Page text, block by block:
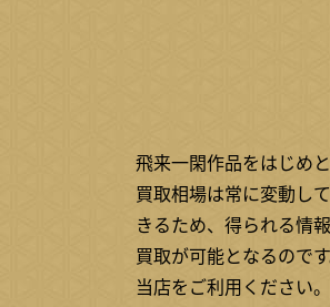
飛来一閑作品をはじめ
買取相場は常に変動し
きるため、得られる情
買取が可能となるので
当店をご利用ください。